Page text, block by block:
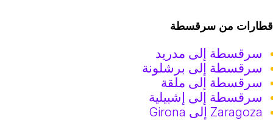
من سرقسطة
سرقسطة إلى مدريد
سرقسطة إلى برشلونة
سرقسطة إلى ملقة
سرقسطة إلى إشبيلية
Zaragoza إلى Girona